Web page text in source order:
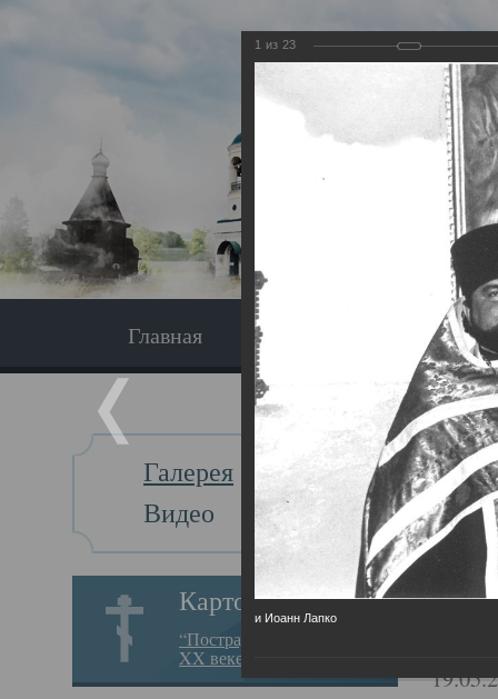
Главная
Галерея
Видео
Картотека
“Пострадавшие за веру в
XX веке на Севере”
Главная
1 из 23
и Иоанн Лапко